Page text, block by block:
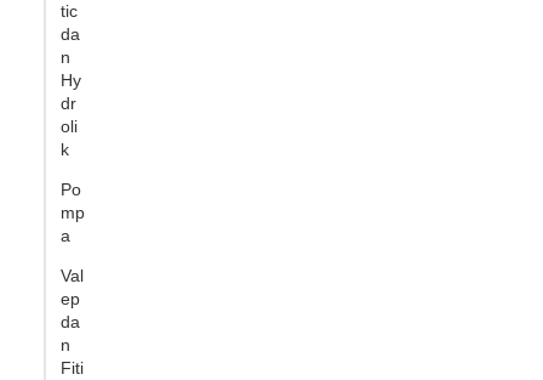
tic
da
n
Hy
dr
oli
k
Po
mp
a
Val
ep
da
n
Fiti